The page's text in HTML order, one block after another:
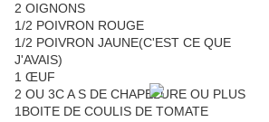
2 OIGNONS
1/2 POIVRON ROUGE
1/2 POIVRON JAUNE(C'EST CE QUE
J'AVAIS)
1 ŒUF
2 OU 3C A S DE CHAPELURE OU PLUS
1BOITE DE COULIS DE TOMATE